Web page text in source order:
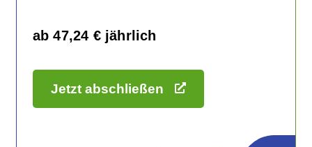
ab 47,24 € jährlich
Jetzt abschließen